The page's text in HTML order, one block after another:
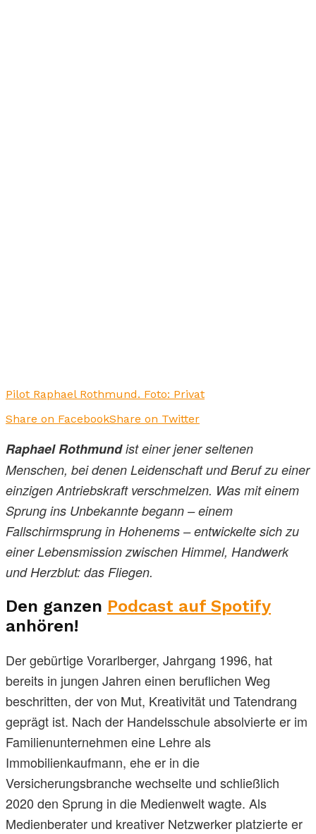
Pilot Raphael Rothmund. Foto: Privat
Share on FacebookShare on Twitter
Raphael Rothmundist einer jener seltenen
Menschen, bei denen Leidenschaft und Beruf zu einer
einzigen Antriebskraft verschmelzen. Was mit einem
Sprung ins Unbekannte begann – einem
Fallschirmsprung in Hohenems – entwickelte sich zu
einer Lebensmission zwischen Himmel, Handwerk
und Herzblut: das Fliegen.
Den ganzen Podcast auf Spotify
anhören!
Der gebürtige Vorarlberger, Jahrgang 1996, hat
bereits in jungen Jahren einen beruflichen Weg
beschritten, der von Mut, Kreativität und Tatendrang
geprägt ist. Nach der Handelsschule absolvierte er im
Familienunternehmen eine Lehre als
Immobilienkaufmann, ehe er in die
Versicherungsbranche wechselte und schließlich
2020 den Sprung in die Medienwelt wagte. Als
Medienberater und kreativer Netzwerker platzierte er